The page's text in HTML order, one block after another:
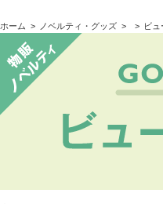
ホーム > ノベルティ・グッズ > > ビ